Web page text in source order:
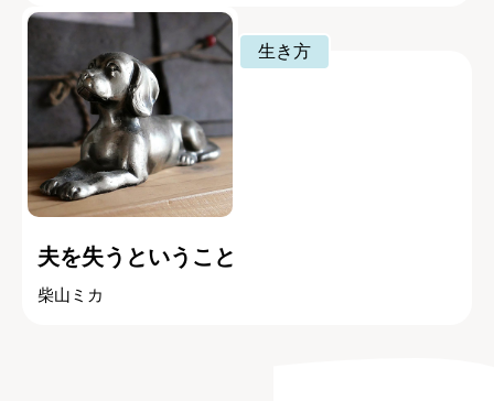
生き方
夫を失うということ
柴山ミカ